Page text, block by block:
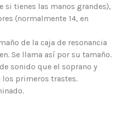
si tienes las manos grandes),
(normalmente 14, en
de la caja de resonancia
Se llama así por su tamaño.
sonido que el soprano y
los primeros trastes.